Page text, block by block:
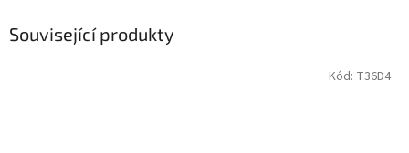
Související produkty
Kód: T36D4